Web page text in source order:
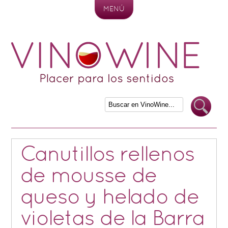
MENÚ
Canutillos rellenos
de mousse de
queso y helado de
violetas de la Barra